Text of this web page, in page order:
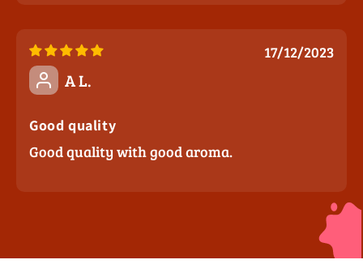
17/12/2023
A L.
Good quality
Good quality with good aroma.